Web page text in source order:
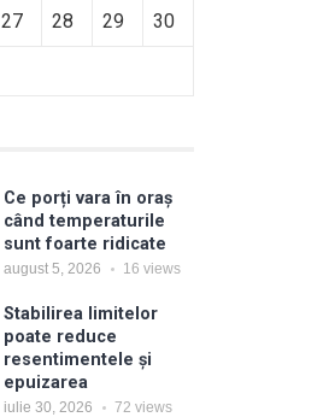
27 28 29 30
Ce porți vara în oraș
când temperaturile
sunt foarte ridicate
august 5, 2026 16 views
Stabilirea limitelor
poate reduce
resentimentele și
epuizarea
iulie 30, 2026 72 views